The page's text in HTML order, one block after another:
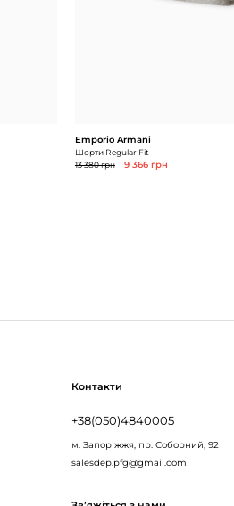
Emporio Armani
Шорти Regular Fit
13 380 грн
9 366 грн
Контакти
+38(050)4840005
м. Запоріжжя, пр. Соборний, 92
salesdep.pfg@gmail.com